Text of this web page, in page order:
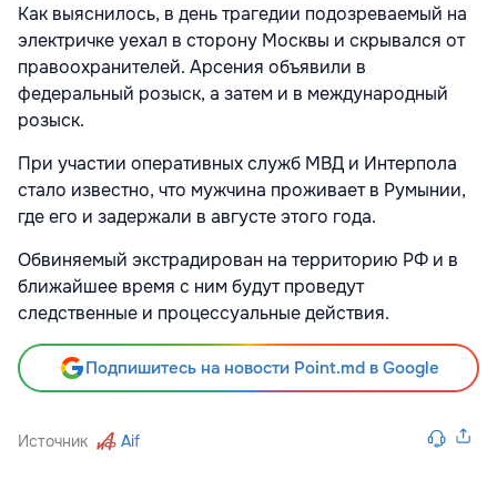
Как выяснилось, в день трагедии подозреваемый на
электричке уехал в сторону Москвы и скрывался от
правоохранителей. Арсения объявили в
федеральный розыск, а затем и в международный
розыск.
При участии оперативных служб МВД и Интерпола
стало известно, что мужчина проживает в Румынии,
где его и задержали в августе этого года.
Обвиняемый экстрадирован на территорию РФ и в
ближайшее время с ним будут проведут
следственные и процессуальные действия.
Подпишитесь на новости Point.md в Google
Источник Aif